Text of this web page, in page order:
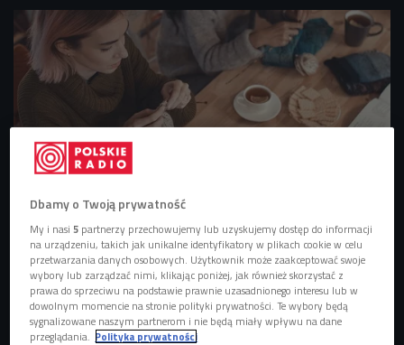
zdj. ilustracyjne Foto: AboutLife/shutterstock.com
Dbamy o Twoją prywatność
My i nasi5 partnerzy przechowujemy lub uzyskujemy dostęp do informacji
na urządzeniu, takich jak unikalne identyfikatory w plikach cookie w celu
przetwarzania danych osobowych. Użytkownik może zaakceptować swoje
wybory lub zarządzać nimi, klikając poniżej, jak również skorzystać z
prawa do sprzeciwu na podstawie prawnie uzasadnionego interesu lub w
dowolnym momencie na stronie polityki prywatności. Te wybory będą
sygnalizowane naszym partnerom i nie będą miały wpływu na dane
przeglądania. Polityka prywatności